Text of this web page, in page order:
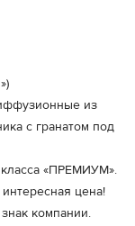
из
с гранатом под
«ПРЕМИУМ».
цена!
компании.